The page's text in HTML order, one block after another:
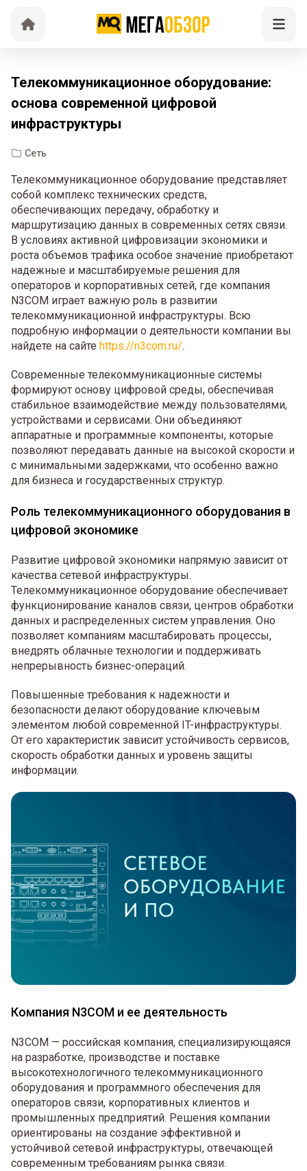
Телекоммуникационное оборудование:
основа современной цифровой
инфраструктуры
Сеть
Телекоммуникационное оборудование представляет
собой комплекс технических средств,
обеспечивающих передачу, обработку и
маршрутизацию данных в современных сетях связи.
В условиях активной цифровизации экономики и
роста объемов трафика особое значение приобретают
надежные и масштабируемые решения для
операторов и корпоративных сетей, где компания
N3COM играет важную роль в развитии
телекоммуникационной инфраструктуры. Всю
подробную информации о деятельности компании вы
найдете на сайте https://n3com.ru/.
Современные телекоммуникационные системы
формируют основу цифровой среды, обеспечивая
стабильное взаимодействие между пользователями,
устройствами и сервисами. Они объединяют
аппаратные и программные компоненты, которые
позволяют передавать данные на высокой скорости и
с минимальными задержками, что особенно важно
для бизнеса и государственных структур.
Роль телекоммуникационного оборудования в
цифровой экономике
Развитие цифровой экономики напрямую зависит от
качества сетевой инфраструктуры.
Телекоммуникационное оборудование обеспечивает
функционирование каналов связи, центров обработки
данных и распределенных систем управления. Оно
позволяет компаниям масштабировать процессы,
внедрять облачные технологии и поддерживать
непрерывность бизнес-операций.
Повышенные требования к надежности и
безопасности делают оборудование ключевым
элементом любой современной IT-инфраструктуры.
От его характеристик зависит устойчивость сервисов,
скорость обработки данных и уровень защиты
информации.
Компания N3COM и ее деятельность
N3COM — российская компания, специализирующаяся
на разработке, производстве и поставке
высокотехнологичного телекоммуникационного
оборудования и программного обеспечения для
операторов связи, корпоративных клиентов и
промышленных предприятий. Решения компании
ориентированы на создание эффективной и
устойчивой сетевой инфраструктуры, отвечающей
современным требованиям рынка связи.